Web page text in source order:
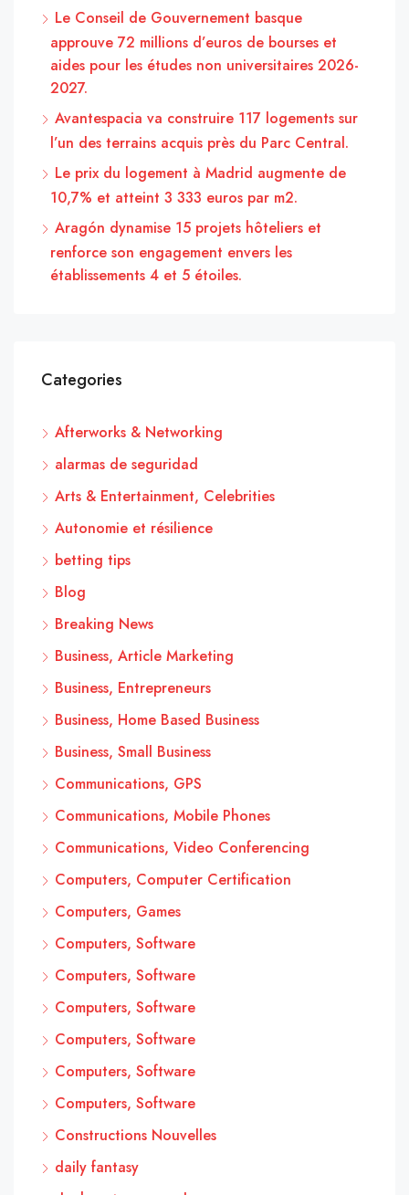
Le Conseil de Gouvernement basque
approuve 72 millions d’euros de bourses et
aides pour les études non universitaires 2026-
2027.
Avantespacia va construire 117 logements sur
l’un des terrains acquis près du Parc Central.
Le prix du logement à Madrid augmente de
10,7% et atteint 3 333 euros par m2.
Aragón dynamise 15 projets hôteliers et
renforce son engagement envers les
établissements 4 et 5 étoiles.
Categories
Afterworks & Networking
alarmas de seguridad
Arts & Entertainment, Celebrities
Autonomie et résilience
betting tips
Blog
Breaking News
Business, Article Marketing
Business, Entrepreneurs
Business, Home Based Business
Business, Small Business
Communications, GPS
Communications, Mobile Phones
Communications, Video Conferencing
Computers, Computer Certification
Computers, Games
Computers, Software
Computers, Software
Computers, Software
Computers, Software
Computers, Software
Computers, Software
Constructions Nouvelles
daily fantasy